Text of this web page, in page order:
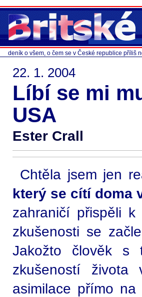
deník o všem, o čem se v České republice příliš
22. 1. 2004
Líbí se mi
USA
Ester Crall
Chtěla jsem jen
který se cítí doma
zahraničí přispěli
zkušenosti se
Jakožto člověk s
zkušeností života
asimilace přímo